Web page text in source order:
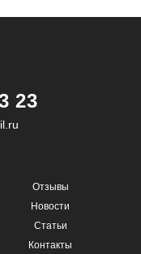
23
Отзывы
Новости
Статьи
Контакты